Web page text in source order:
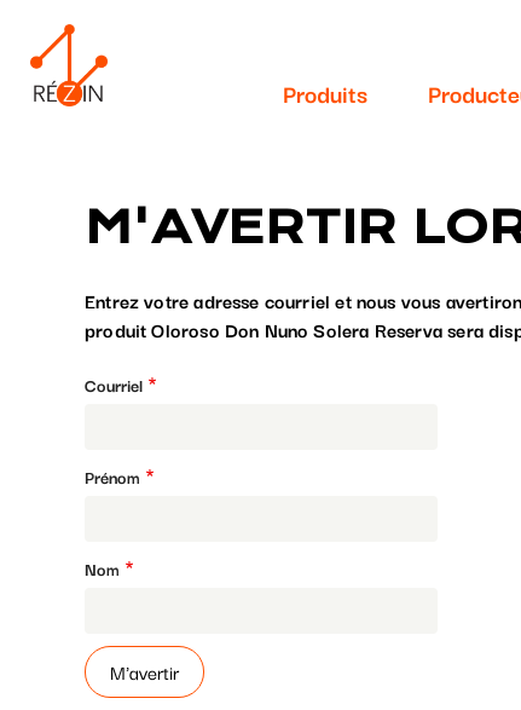
contenu
principal
Produits
M'AVERTIR
Entrez votre adresse courriel et nous vous
produit Oloroso Don Nuno Solera Reserva sera
Courriel
Prénom
Nom